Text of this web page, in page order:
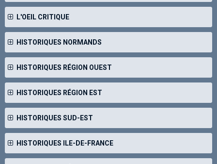
L'OEIL CRITIQUE
HISTORIQUES NORMANDS
HISTORIQUES RÉGION OUEST
HISTORIQUES RÉGION EST
HISTORIQUES SUD-EST
HISTORIQUES ILE-DE-FRANCE